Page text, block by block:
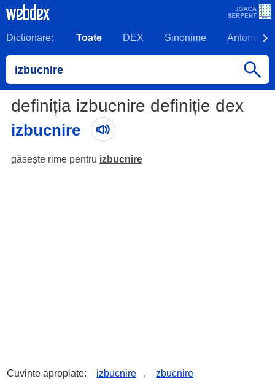
Dictionare: Toate DEX Sinonime Antonime
definiția izbucnire definiție dex
izbucnire
găsește rime pentru izbucnire
Cuvinte apropiate: izbucnire , zbucnire